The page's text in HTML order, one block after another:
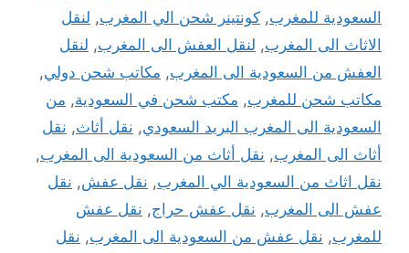
السعودية للمغرب, كونتينر شحن الي المغرب, لنقل
الاثاث الى المغرب, لنقل العفش الى المغرب, لنقل
العفش من السعودية الى المغرب, مكاتب شحن دولي,
مكاتب شحن للمغرب, مكتب شحن في السعودية, من
السعودية الى المغرب البريد السعودي, نقل أثاث, نقل
أثاث الى المغرب, نقل أثاث من السعودية الى المغرب,
نقل اثاث من السعودية الي المغرب, نقل عفش, نقل
عفش الى المغرب, نقل عفش حراج, نقل عفش
للمغرب, نقل عفش من السعودية الى المغرب, نقل